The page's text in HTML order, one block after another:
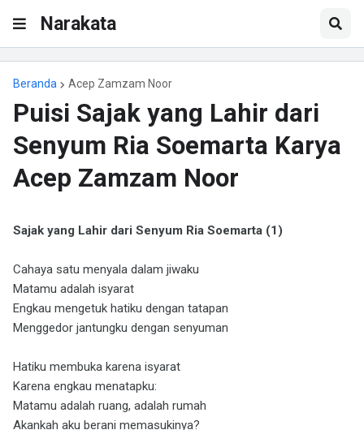
Narakata
Beranda Acep Zamzam Noor
Puisi Sajak yang Lahir dari
Senyum Ria Soemarta Karya
Acep Zamzam Noor
Sajak yang Lahir dari Senyum Ria Soemarta (1)
Cahaya satu menyala dalam jiwaku
Matamu adalah isyarat
Engkau mengetuk hatiku dengan tatapan
Menggedor jantungku dengan senyuman
Hatiku membuka karena isyarat
Karena engkau menatapku:
Matamu adalah ruang, adalah rumah
Akankah aku berani memasukinya?